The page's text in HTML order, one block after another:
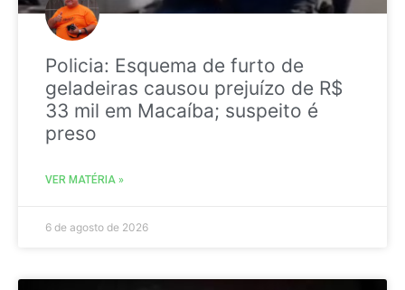
Policia: Esquema de furto de
geladeiras causou prejuízo de R$
33 mil em Macaíba; suspeito é
preso
VER MATÉRIA »
6 de agosto de 2026